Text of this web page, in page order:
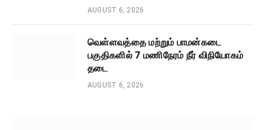
AUGUST 6, 2026
வெள்ளவத்தை மற்றும் பாமன்கடை
பகுதிகளில் 7 மணிநேரம் நீர் விநியோகம்
தடை
AUGUST 6, 2026